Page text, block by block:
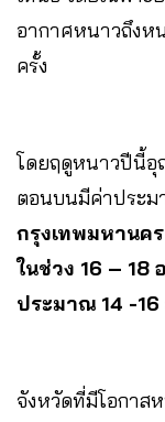
อากาศหนาวถึงห
ครั้ง
โดยฤดูหนาวปีนี้อุ
ตอนบนมีค่าประม
กรุงเทพมหานค
ในช่วง 16 – 18
ประมาณ 14 -16
จังหวัดที่มีโอกาส